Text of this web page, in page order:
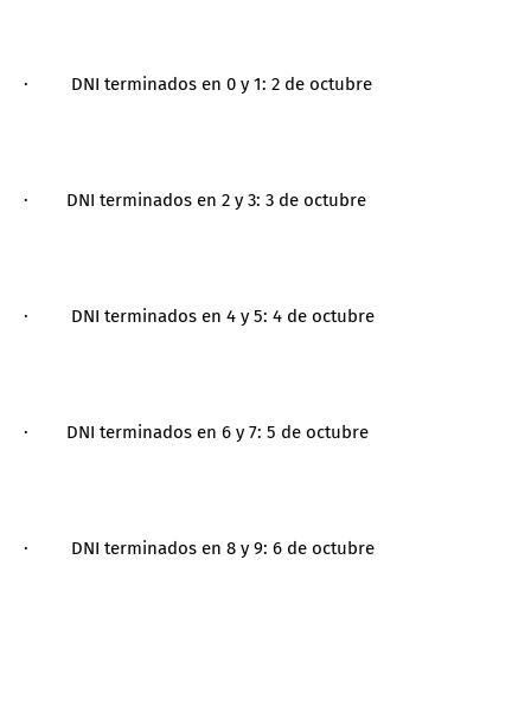
· DNI terminados en 0 y 1: 2 de octubre
· DNI terminados en 2 y 3: 3 de octubre
· DNI terminados en 4 y 5: 4 de octubre
· DNI terminados en 6 y 7: 5 de octubre
· DNI terminados en 8 y 9: 6 de octubre